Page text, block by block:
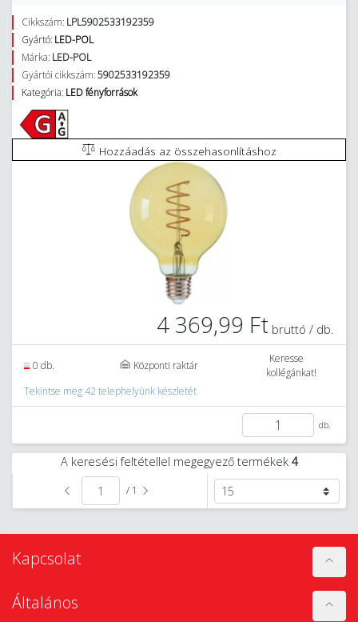
Cikkszám: LPL5902533192359
Gyártó: LED-POL
Márka: LED-POL
Gyártói cikkszám:5902533192359
Kategória: LED fényforrások
Hozzáadás az összehasonlításhoz
4 369,99 Ft bruttó / db.
0 db. Központi raktár
Keresse
kollégánkat!
Tekintse meg 42 telephelyünk készletét
db.
A keresési feltétellel megegyező termékek 4
/ 1
Kapcsolat
Általános